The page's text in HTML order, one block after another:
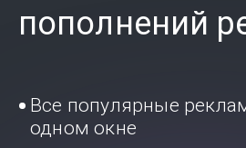
пополнений
Все популярные
одном окне